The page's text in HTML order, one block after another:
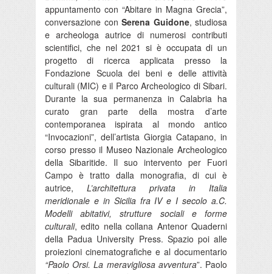
appuntamento con “Abitare in Magna Grecia”,
conversazione con Serena Guidone, studiosa
e archeologa autrice di numerosi contributi
scientifici, che nel 2021 si è occupata di un
progetto di ricerca applicata presso la
Fondazione Scuola dei beni e delle attività
culturali (MIC) e il Parco Archeologico di Sibari.
Durante la sua permanenza in Calabria ha
curato gran parte della mostra d’arte
contemporanea ispirata al mondo antico
“Invocazioni”, dell’artista Giorgia Catapano, in
corso presso il Museo Nazionale Archeologico
della Sibaritide. Il suo intervento per Fuori
Campo è tratto dalla monografia, di cui è
autrice, L’architettura privata in Italia
meridionale e in Sicilia fra IV e I secolo a.C.
Modelli abitativi, strutture sociali e forme
culturali, edito nella collana Antenor Quaderni
della Padua University Press. Spazio poi alle
proiezioni cinematografiche e al documentario
“Paolo Orsi. La meravigliosa avventura”. Paolo